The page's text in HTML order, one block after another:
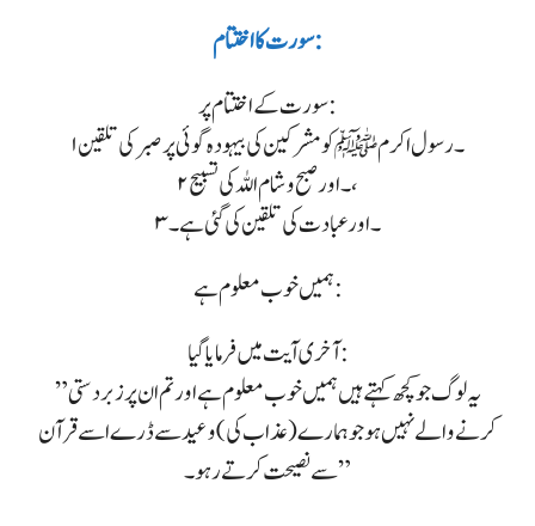
سورت کا اختتام :
سورت کے اختتام پر:
۱۔ رسول اکرم ﷺ کو مشرکین کی بیہودہ گوئی پر صبر کی تلقین
۲۔ اور صبح و شام اللہ کی تسبیح،
۳۔ اور عبادت کی تلقین کی گئی ہے۔
ہمیں خوب معلوم ہے:
آخری آیت میں فرمایا گیا:
” یہ لوگ جو کچھ کہتے ہیں ہمیں خوب معلوم ہے اور تم ان پر زبردستی
کرنے والے نہیں ہو جو ہمارے (عذاب کی) وعید سے ڈرے اسے قرآن
سے نصیحت کرتے رہو۔”